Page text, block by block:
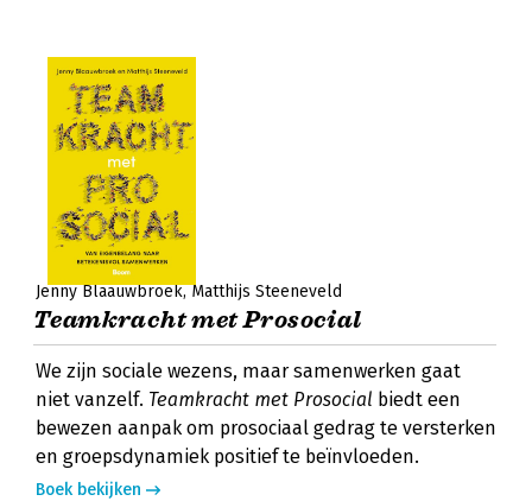
Jenny Blaauwbroek Matthijs Steeneveld
Teamkracht met Prosocial
We zijn sociale wezens, maar samenwerken gaat
niet vanzelf. Teamkracht met Prosocial biedt een
bewezen aanpak om prosociaal gedrag te versterken
en groepsdynamiek positief te beïnvloeden.
Boek bekijken